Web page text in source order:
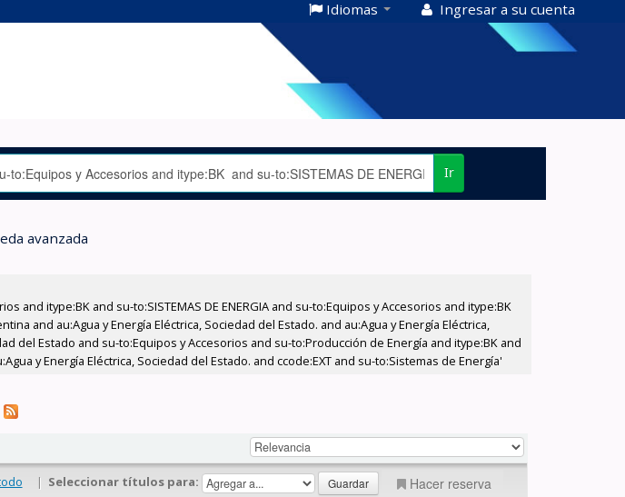
Idiomas Ingresar a su cuenta
Ir
avanzada
itype:BK and su-to:SISTEMAS DE ENERGIA and su-to:Equipos y Accesorios and itype:BK
and au:Agua y Energía Eléctrica, Sociedad del Estado. and au:Agua y Energía Eléctrica,
del Estado and su-to:Equipos y Accesorios and su-to:Producción de Energía and itype:BK and
y Energía Eléctrica, Sociedad del Estado. and ccode:EXT and su-to:Sistemas de Energía'
| Seleccionar títulos para: Hacer reserva